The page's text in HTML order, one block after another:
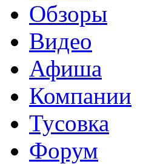
Обзоры
Видео
Афиша
Компании
Тусовка
Форум